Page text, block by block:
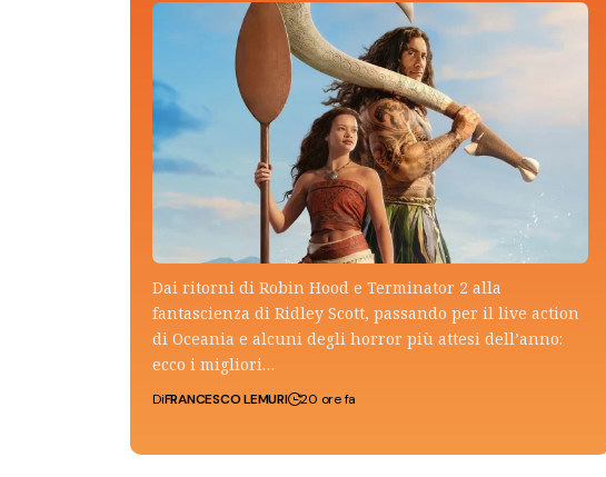
Dai ritorni di Robin Hood e Terminator 2 alla
fantascienza di Ridley Scott, passando per il live action
di Oceania e alcuni degli horror più attesi dell’anno:
ecco i migliori…
DiFRANCESCO LEMURI 20 ore fa